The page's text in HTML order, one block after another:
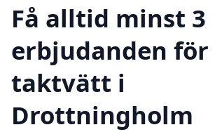
Få alltid minst 3
erbjudanden för
taktvätt i
Drottningholm